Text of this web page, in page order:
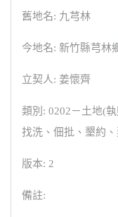
舊地名: 九芎林
今地名: 新竹縣芎林
立契人: 姜懷齊
類別: 0202－土地(
找洗、佃批、墾約
版本: 2
備註: